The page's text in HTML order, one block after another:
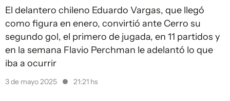
El delantero chileno Eduardo Vargas, que llegó
como figura en enero, convirtió ante Cerro su
segundo gol, el primero de jugada, en 11 partidos y
en la semana Flavio Perchman le adelantó lo que
iba a ocurrir
3 de mayo 2025 21:21 hs